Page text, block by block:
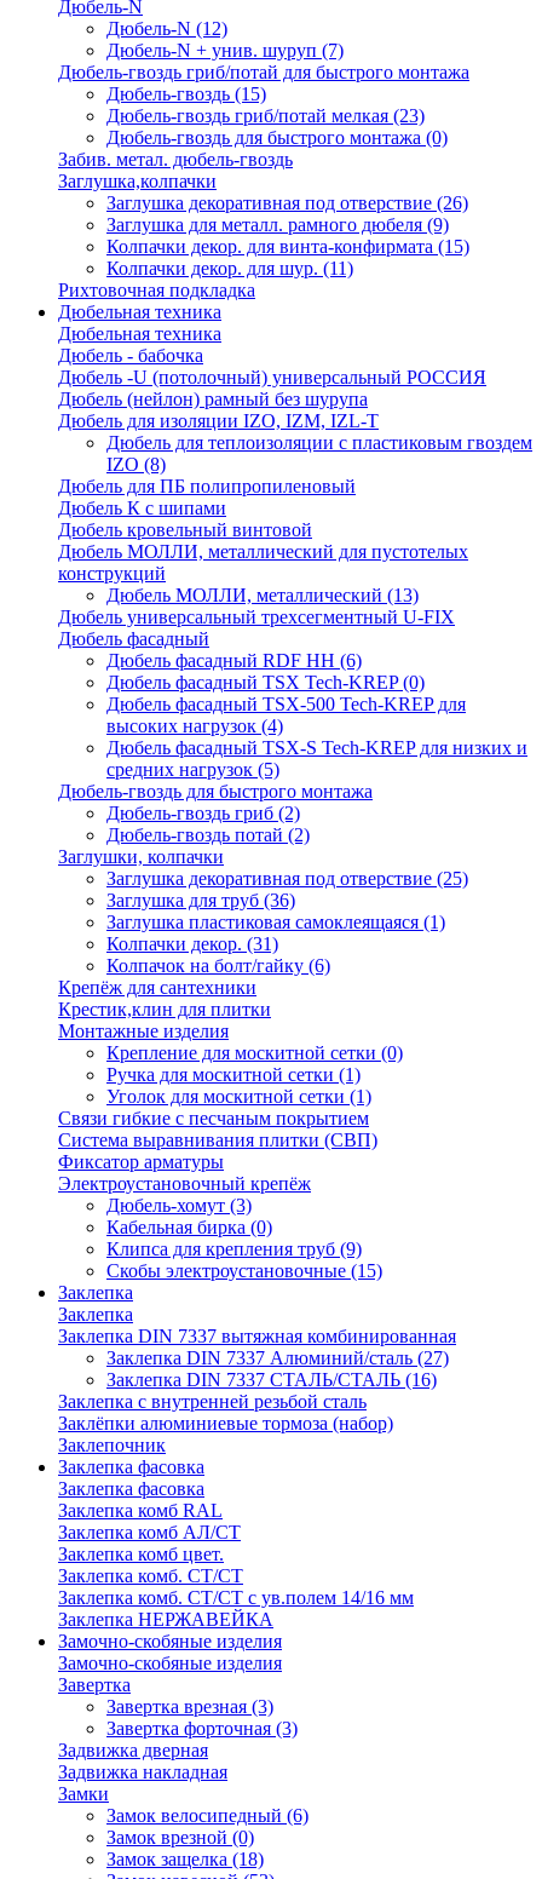
Дюбель-N
Дюбель-N (12)
Дюбель-N + унив. шуруп (7)
Дюбель-гвоздь гриб/потай для быстрого монтажа
Дюбель-гвоздь (15)
Дюбель-гвоздь гриб/потай мелкая (23)
Дюбель-гвоздь для быстрого монтажа (0)
Забив. метал. дюбель-гвоздь
Заглушка,колпачки
Заглушка декоративная под отверствие (26)
Заглушка для металл. рамного дюбеля (9)
Колпачки декор. для винта-конфирмата (15)
Колпачки декор. для шур. (11)
Рихтовочная подкладка
Дюбельная техника
Дюбельная техника
Дюбель - бабочка
Дюбель -U (потолочный) универсальный РОССИЯ
Дюбель (нейлон) рамный без шурупа
Дюбель для изоляции IZO, IZM, IZL-T
Дюбель для теплоизоляции с пластиковым гвоздем
IZO (8)
Дюбель для ПБ полипропиленовый
Дюбель К с шипами
Дюбель кровельный винтовой
Дюбель МОЛЛИ, металлический для пустотелых
конструкций
Дюбель МОЛЛИ, металлический (13)
Дюбель универсальный трехсегментный U-FIX
Дюбель фасадный
Дюбель фасадный RDF НН (6)
Дюбель фасадный TSX Tech-KREP(0)
Дюбель фасадный TSX-500 Tech-KREP для
высоких нагрузок (4)
Дюбель фасадный TSX-S Tech-KREP для низких и
средних нагрузок (5)
Дюбель-гвоздь для быстрого монтажа
Дюбель-гвоздь гриб (2)
Дюбель-гвоздь потай (2)
Заглушки, колпачки
Заглушка декоративная под отверствие (25)
Заглушка для труб (36)
Заглушка пластиковая самоклеящаяся (1)
Колпачки декор. (31)
Колпачок на болт/гайку (6)
Крепёж для сантехники
Крестик,клин для плитки
Монтажные изделия
Крепление для москитной сетки (0)
Ручка для москитной сетки (1)
Уголок для москитной сетки (1)
Связи гибкие с песчаным покрытием
Система выравнивания плитки (СВП)
Фиксатор арматуры
Электроустановочный крепёж
Дюбель-хомут (3)
Кабельная бирка (0)
Клипса для крепления труб (9)
Скобы электроустановочные (15)
Заклепка
Заклепка
Заклепка DIN 7337 вытяжная комбинированная
Заклепка DIN 7337 Алюминий/сталь (27)
Заклепка DIN 7337 СТАЛЬ/СТАЛЬ (16)
Заклепка с внутренней резьбой сталь
Заклёпки алюминиевые тормоза (набор)
Заклепочник
Заклепка фасовка
Заклепка фасовка
Заклепка комб RAL
Заклепка комб АЛ/СТ
Заклепка комб цвет.
Заклепка комб. СТ/СТ
Заклепка комб. СТ/СТ с ув.полем 14/16 мм
Заклепка НЕРЖАВЕЙКА
Замочно-скобяные изделия
Замочно-скобяные изделия
Завертка
Завертка врезная (3)
Завертка форточная (3)
Задвижка дверная
Задвижка накладная
Замки
Замок велосипедный (6)
Замок врезной (0)
Замок защелка (18)